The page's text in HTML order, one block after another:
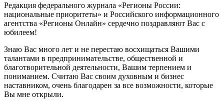
Редакция федерального журнала «Регионы России:
национальные приоритеты» и Российского информационного
агентства «Регионы Онлайн» сердечно поздравляют Вас с
юбилеем!
Знаю Вас много лет и не перестаю восхищаться Вашими
талантами в предпринимательстве, общественной и
благотворительной деятельности, Вашим терпением и
пониманием. Считаю Вас своим духовным и бизнес
наставником, очень благодарен за все возможности, которые
Вы мне открыли.